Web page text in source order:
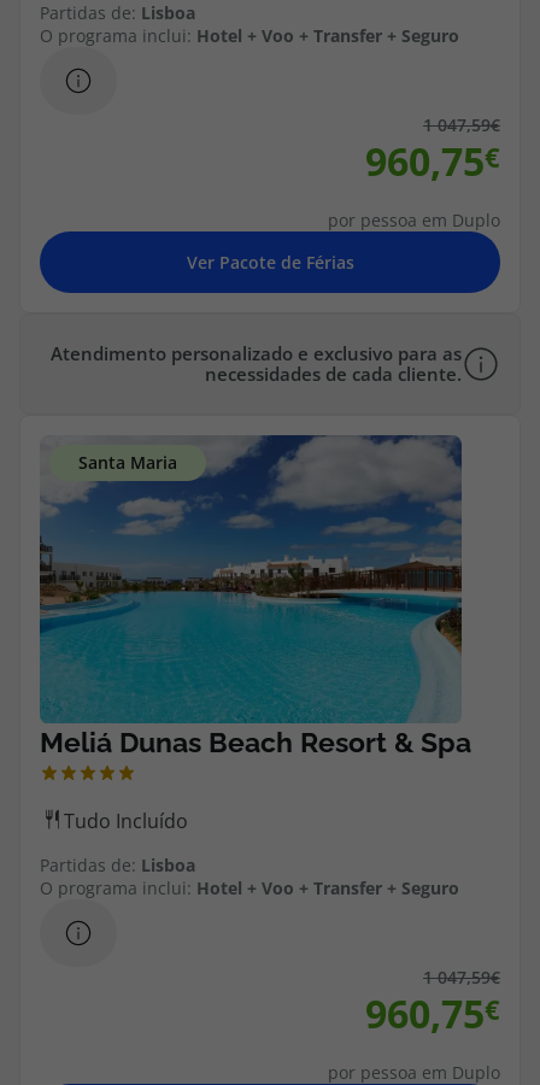
Partidas de: Lisboa
O programa inclui: Hotel + Voo + Transfer + Seguro
1 047,59
960,75
por pessoa em Duplo
Atendimento personalizado e exclusivo para as
necessidades de cada cliente.
Partidas de: Lisboa
O programa inclui: Hotel + Voo + Transfer + Seguro
1 047,59
960,75
por pessoa em Duplo